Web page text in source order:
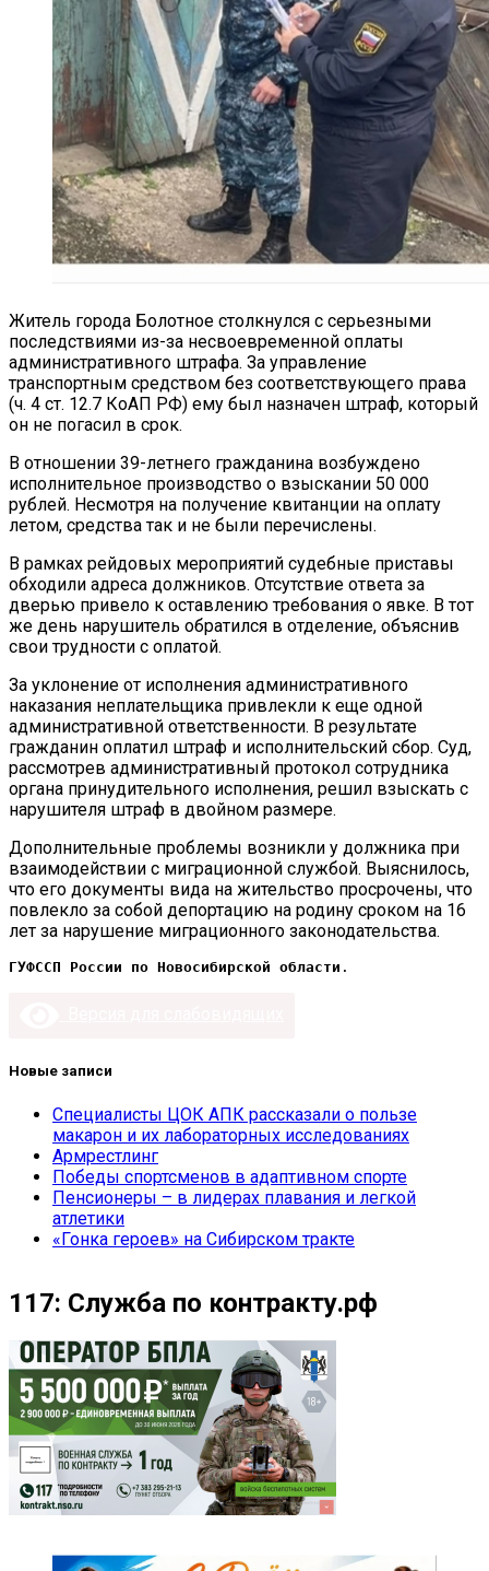
Житель города Болотное столкнулся с серьезными
последствиями из-за несвоевременной оплаты
административного штрафа. За управление
транспортным средством без соответствующего права
(ч. 4 ст. 12.7 КоАП РФ) ему был назначен штраф, который
он не погасил в срок.
В отношении 39-летнего гражданина возбуждено
исполнительное производство о взыскании 50 000
рублей. Несмотря на получение квитанции на оплату
летом, средства так и не были перечислены.
В рамках рейдовых мероприятий судебные приставы
обходили адреса должников. Отсутствие ответа за
дверью привело к оставлению требования о явке. В тот
же день нарушитель обратился в отделение, объяснив
свои трудности с оплатой.
За уклонение от исполнения административного
наказания неплательщика привлекли к еще одной
административной ответственности. В результате
гражданин оплатил штраф и исполнительский сбор. Суд,
рассмотрев административный протокол сотрудника
органа принудительного исполнения, решил взыскать с
нарушителя штраф в двойном размере.
Дополнительные проблемы возникли у должника при
взаимодействии с миграционной службой. Выяснилось,
что его документы вида на жительство просрочены, что
повлекло за собой депортацию на родину сроком на 16
лет за нарушение миграционного законодательства.
ГУФССП России по Новосибирской области .
Новые записи
Специалисты ЦОК АПК рассказали о пользе
макарон и их лабораторных исследованиях
Армрестлинг
Победы спортсменов в адаптивном спорте
Пенсионеры – в лидерах плавания и легкой
атлетики
«Гонка героев» на Сибирском тракте
117: Служба по контракту.рф